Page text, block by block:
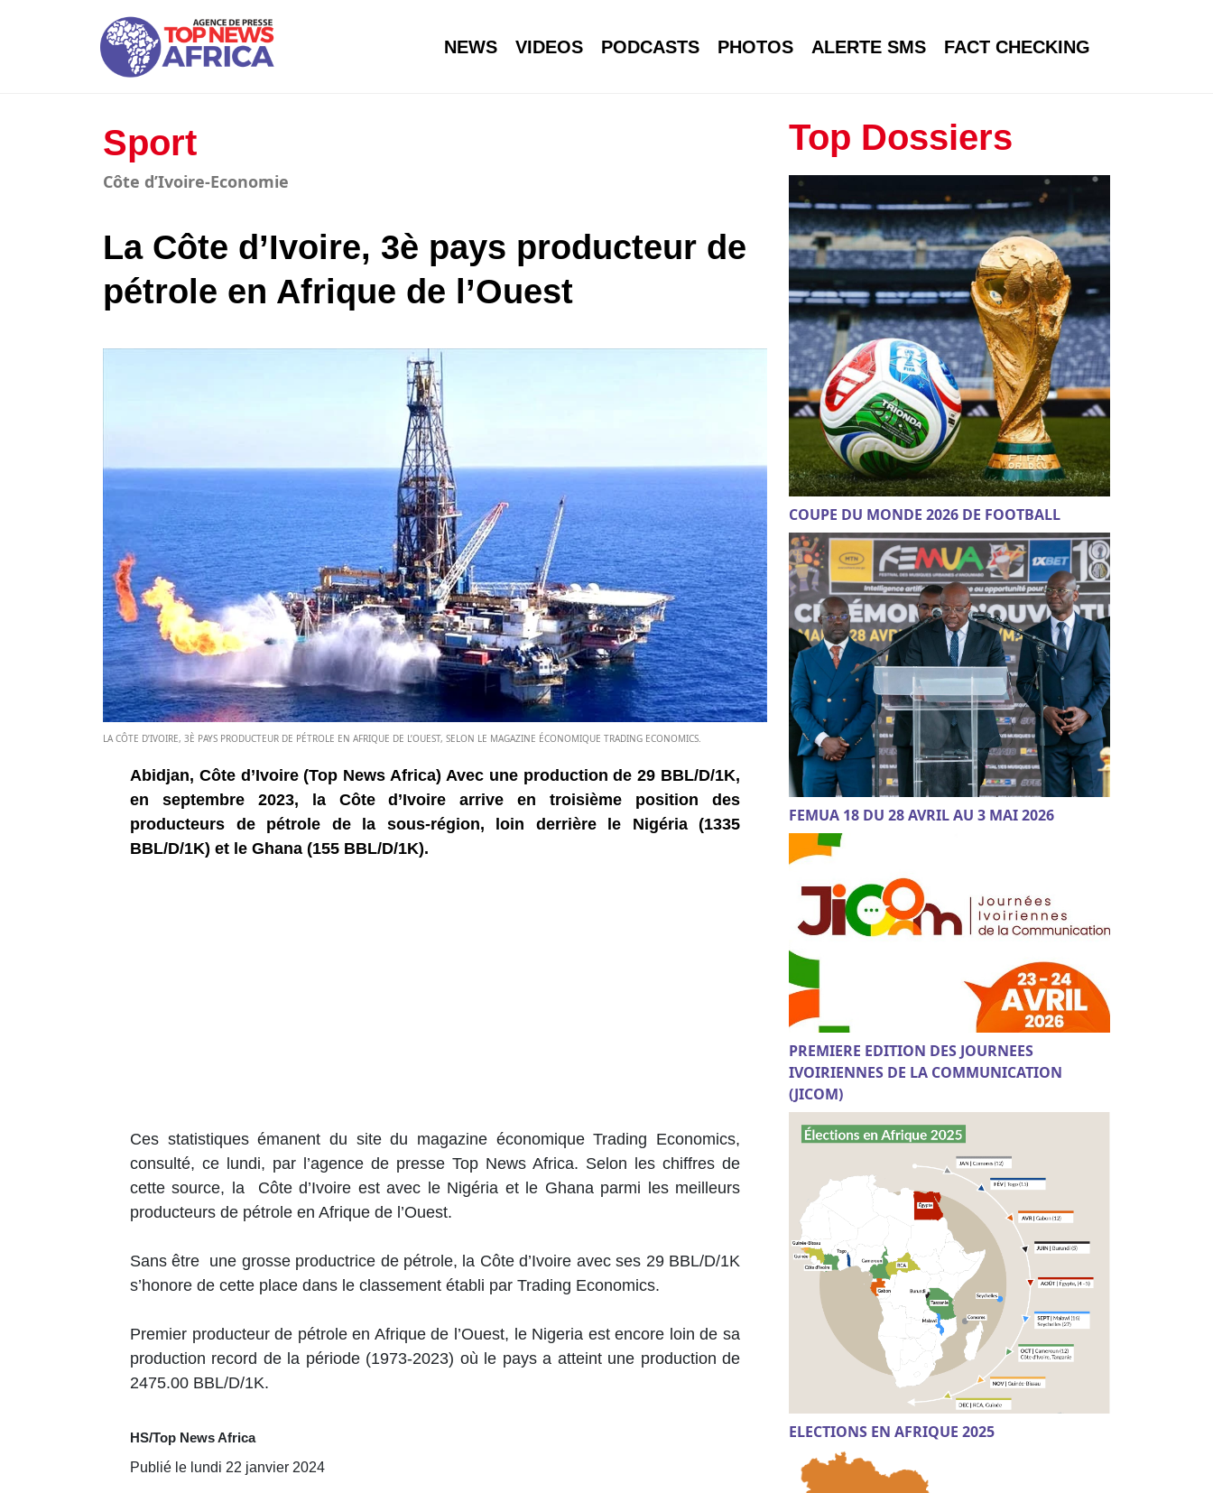
NEWS VIDEOS PODCASTS PHOTOS ALERTE SMS FACT CHECKING
Sport
Côte d’Ivoire-Economie
La Côte d’Ivoire, 3è pays producteur de
pétrole en Afrique de l’Ouest
LA CÔTE D’IVOIRE, 3È PAYS PRODUCTEUR DE PÉTROLE EN AFRIQUE DE L’OUEST, SELON LE MAGAZINE ÉCONOMIQUE TRADING ECONOMICS.
Abidjan, Côte d’Ivoire (Top News Africa) Avec une production de 29 BBL/D/1K,
en septembre 2023, la Côte d’Ivoire arrive en troisième position des
producteurs de pétrole de la sous-région, loin derrière le Nigéria (1335
BBL/D/1K) et le Ghana (155 BBL/D/1K).
Ces statistiques émanent du site du magazine économique Trading Economics,
consulté, ce lundi, par l’agence de presse Top News Africa. Selon les chiffres de
cette source, la Côte d’Ivoire est avec le Nigéria et le Ghana parmi les meilleurs
producteurs de pétrole en Afrique de l’Ouest.
Sans être une grosse productrice de pétrole, la Côte d’Ivoire avec ses 29 BBL/D/1K
s’honore de cette place dans le classement établi par Trading Economics.
Premier producteur de pétrole en Afrique de l’Ouest, le Nigeria est encore loin de sa
production record de la période (1973-2023) où le pays a atteint une production de
2475.00 BBL/D/1K.
HS/Top News Africa
Publié le lundi 22 janvier 2024
Top Dossiers
COUPE DU MONDE 2026 DE FOOTBALL
FEMUA 18 DU 28 AVRIL AU 3 MAI 2026
PREMIERE EDITION DES JOURNEES
IVOIRIENNES DE LA COMMUNICATION
(JICOM)
ELECTIONS EN AFRIQUE 2025